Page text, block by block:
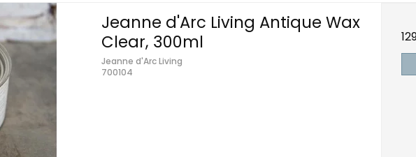
Jeanne d'Arc Living Antique Wax
Clear, 300ml
Jeanne d'Arc Living
700104